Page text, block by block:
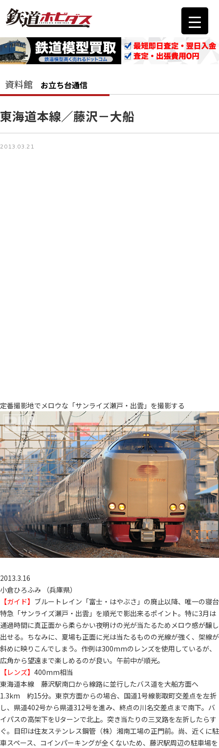
資料館 お立ち台通信
東海道本線／藤沢－大船
2013.03.21
定番撮影地でメロウな「サンライズ瀬戸・出雲」を撮影する
2013.3.16
小倉ひろふみ （兵庫県）
【ガイド】 ブルートレイン「富士・はやぶさ」の廃止以降、唯一の寝台
特急「サンライズ瀬戸・出雲」を順光で影出来るポイント。特に3月は
通過時間に真正面から柔らかい夜明けの光が当たるためメロウ感が醸し
出せる。ちなみに、夏場も正面に光は当たるものの光線が強く、架線が
斜めに映りこんでしまう。作例は300mmのレンズを使用しているが、
広角から望遠まで楽しめるのが良い。午前中が順光。
【レンズ】 400mm相当
東海道本線 藤沢駅南口から線路に並行したバス道を大船方面へ
1.3km 約15分。東京方面からの場合、国道1号線影取町交差点を左折
し、県道402号から県道312号を進み、終点の川名交差点まで南下。バ
イパスの高架下をUターンで北上。突き当たりの三叉路を左折したらす
ぐ。目印は住友ステンレス鋼管（株）湘南工場の正門前。尚、近くに駐
車スペース、コインパーキングが全くないため、藤沢駅周辺の駐車場を